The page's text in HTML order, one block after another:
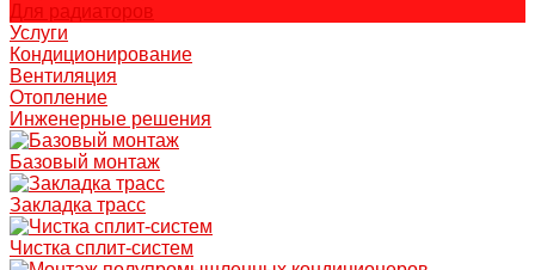
Для радиаторов
Услуги
Кондиционирование
Вентиляция
Отопление
Инженерные решения
Базовый монтаж
Закладка трасс
Чистка сплит-систем